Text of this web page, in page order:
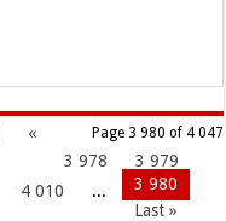
Page 3 980 of 4 047
«
3 978
3 979
3 980
4 010
...
Last »